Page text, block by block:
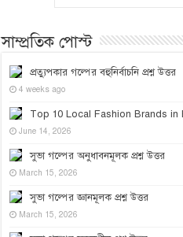
সাম্প্রতিক পোস্ট
প্রত্যুপকার গল্পের বহুনির্বাচনি প্রশ্ন উত্তর
4 weeks ago
Top 10 Local Fashion Brands
June 14, 2026
সুভা গল্পের অনুধাবনমূলক প্রশ্ন উত্তর
March 15, 2026
সুভা গল্পের জ্ঞানমূলক প্রশ্ন উত্তর
March 15, 2026